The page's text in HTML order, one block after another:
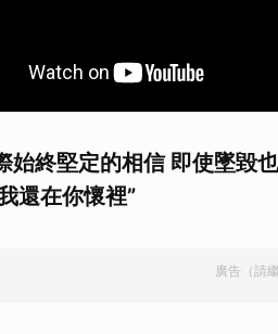
始終堅定的相信 即使墜毀
還在你懷裡”
廣告（請